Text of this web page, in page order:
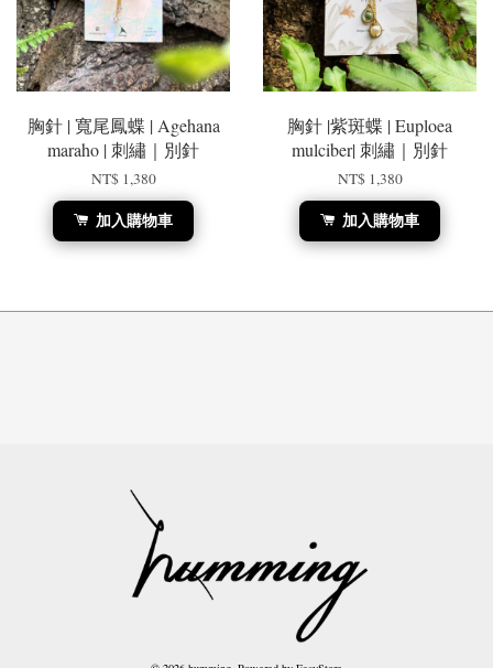
胸針 | ​​​​​寬尾鳳蝶 | Agehana
maraho | 刺繡｜別針
NT$ 1,380
加入購物車
胸針 |紫斑蝶 | Euploea
mulciber| 刺繡｜別針
NT$ 1,380
加入購物車